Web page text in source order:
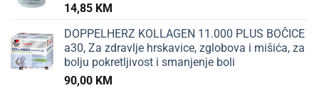
14,85 KM
DOPPELHERZ KOLLAGEN 11.000 PLUS BOČICE
a30, Za zdravlje hrskavice, zglobova i mišića, za
bolju pokretljivost i smanjenje boli
90,00 KM